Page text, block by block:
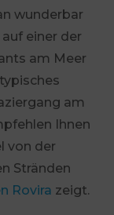
wunderbar
einer der
am Meer
am
Ihnen
von der
Stränden
Rovira zeigt.